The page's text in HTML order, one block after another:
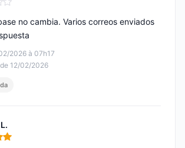
5
2026 à 07h17
12/02/2026
no cambia. Varios correos enviados
5